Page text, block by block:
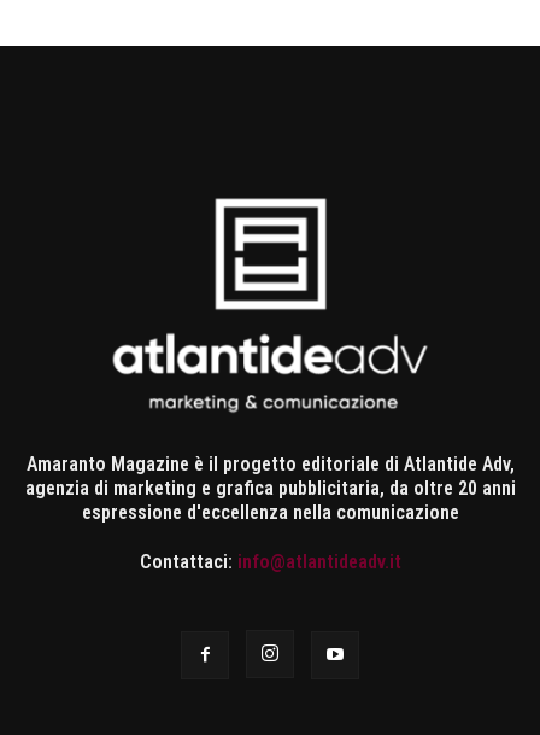
Amaranto Magazine è il progetto editoriale di Atlantide Adv,
agenzia di marketing e grafica pubblicitaria, da oltre 20 anni
espressione d'eccellenza nella comunicazione
Contattaci: info@atlantideadv.it